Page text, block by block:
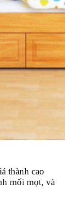
thành cao
mối mọt, và